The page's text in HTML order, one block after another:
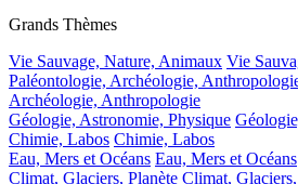
Grands Thèmes
Vie Sauvage, Nature, Animaux Vie
Paléontologie, Archéologie,
Archéologie, Anthropologie
Géologie, Astronomie, Physique
Chimie, Labos Chimie, Labos
Eau, Mers et Océans Eau, Mers et Océans
Climat, Glaciers, Planète Climat,